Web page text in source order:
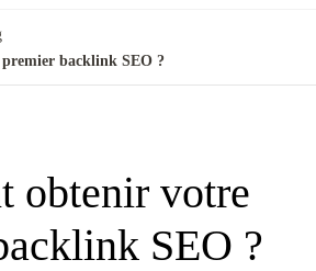
backlink SEO ?
obtenir votre
SEO ?